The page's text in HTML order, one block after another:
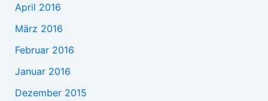
April 2016
März 2016
Februar 2016
Januar 2016
Dezember 2015